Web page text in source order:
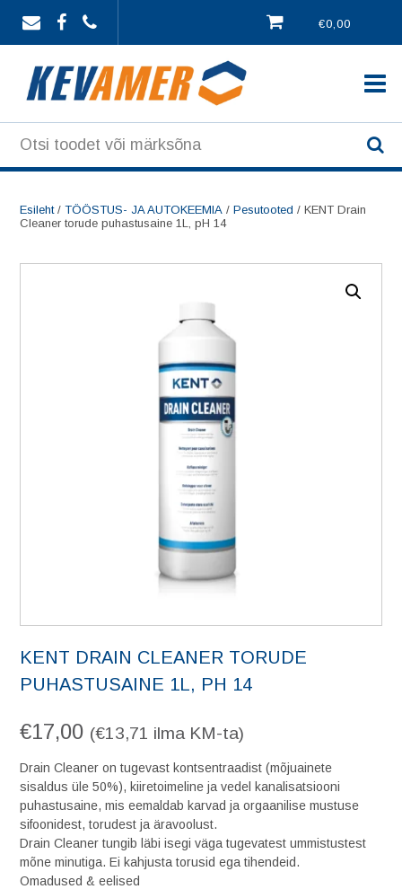
content
€0,00
Esileht/ TÖÖSTUS- JA AUTOKEEMIA / Pesutooted / KENT Drain
Cleaner torude puhastusaine 1L, pH 14
KENT DRAIN CLEANER TORUDE
PUHASTUSAINE 1L, PH 14
€17,00 (€13,71 ilma KM-ta)
Drain Cleaner on tugevast kontsentraadist (mõjuainete
sisaldus üle 50%), kiiretoimeline ja vedel kanalisatsiooni
puhastusaine, mis eemaldab karvad ja orgaanilise mustuse
sifoonidest, torudest ja äravoolust.
Drain Cleaner tungib läbi isegi väga tugevatest ummistustest
mõne minutiga. Ei kahjusta torusid ega tihendeid.
Omadused & eelised